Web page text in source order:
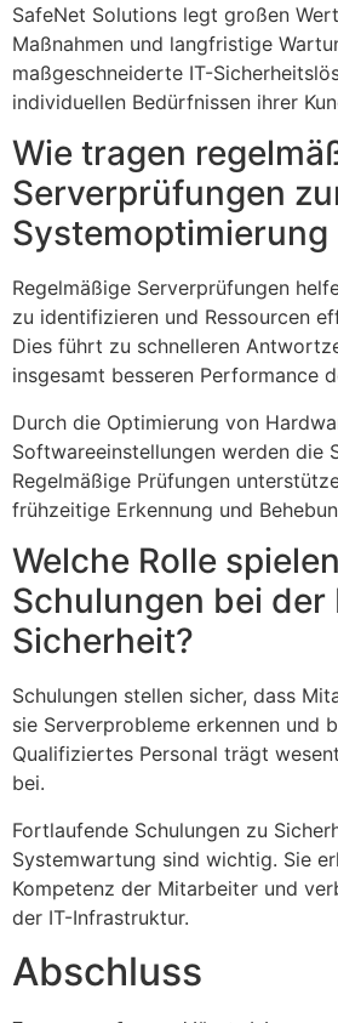
SafeNet Solutions legt großen
Maßnahmen und langfristige
maßgeschneiderte IT-
individuellen Bedürfnissen ihrer
Wie tragen
Serverprüfungen
Systemoptimierung
Regelmäßige Serverprüfungen
zu identifizieren und Ressourcen
Dies führt zu schnelleren
insgesamt besseren Performance
Durch die Optimierung von
Softwareeinstellungen werden die
Regelmäßige Prüfungen
frühzeitige Erkennung und
Welche Rolle spielen
Schulungen bei der
Sicherheit?
Schulungen stellen sicher, dass
sie Serverprobleme erkennen und
Qualifiziertes Personal trägt
bei.
Fortlaufende Schulungen zu
Systemwartung sind wichtig. Sie
Kompetenz der Mitarbeiter und
der IT-Infrastruktur.
Abschluss